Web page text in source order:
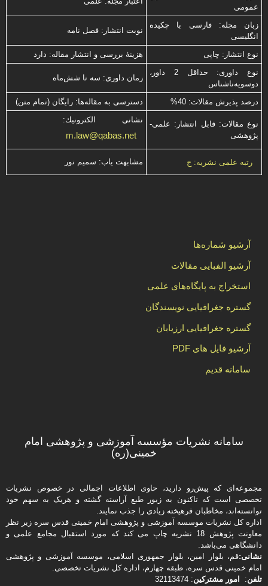
عمومی
زبان مجله: فارسی با چكیده
انگلیسی
نوبت انتشار: فصل نامه
نوع انتشار: چاپی
هزینۀ بررسی و انتشار مقاله: دارد
نوع داوری: حداقل 2 داور،
دوسویه‌ناشناس
زمان داوری: سه تا شش‌ماه
درصد پذیرش مقالات: 40% دسترسی به مقاله‌ها: رایگان (تمام متن)
نوع مقالات: قابل انتشار: علمی-
پژوهشی
نشانی الكترونیك:
m.law@qabas.net
رتبه علمی نشریه: ج مشابهت ياب: سميم نور
آرشیو شماره‌ها
آرشیو الفبایی مقالات
استخراج به پایگاه‌های علمی
گستره جغرافیایی نویسندگان
گستره جغرافیایی ارزیابان
آرشیو فایل های PDF
سامانه قدیم
سامانه نشریات مؤسسه آموزشی و پژوهشی امام
خمینی(ره)
مجموعه‌ای که پیش‌رو دارید،‌ حاوی اطلاعات اجمالی در خصوص نشریات
تخصصی است که تاکنون به زیور طبع آراسته گشته و هریک به سهم خود
توانسته‌اند، مخاطبان فرهیخته‌ زیادی را جذب نمایند.
اداره كل نشریات موسسه آموزشی و پژوهشی امام خمینی قدس سره زیر نظر
معاونت پژوهش 18 نشریه چاپ می کند که مورد استقبال مجامع علمی و
دانشگاهی می‌باشد.
نشانی:قم، بلوار امین، بلوار جمهوری اسلامی، موسسه آموزشی و پژوهشی
امام خمینی قدس سره، طبقه چهارم، اداره كل نشریات تخصصی.
تلفن: امور مشتركین: 32113474